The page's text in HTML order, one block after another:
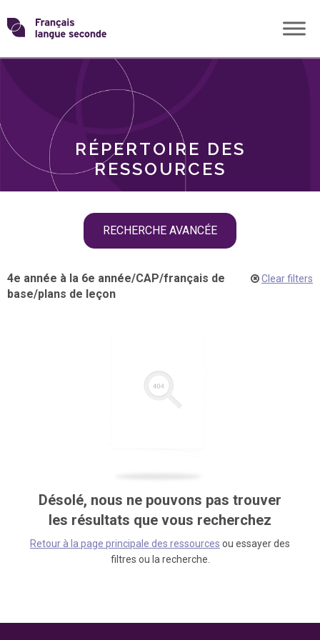
Skip
toTransformons
langue
RÉPERTOIRE DES
RESSOURCES
RECHERCHE AVANCÉE
THÈMES
4e année à la 6e année/CAP/français de
base/plans de leçon
Clear filters
Désolé, nous ne pouvons pas trouver
les résultats que vous recherchez
Retour à la page principale des ressources ou essayer des
filtres ou la recherche.